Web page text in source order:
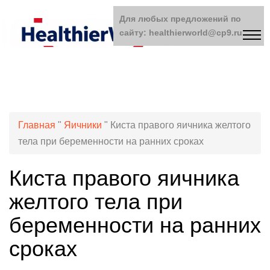
Главная " Яичники " Киста правого яичника желтого
тела при беременности на ранних сроках
Киста правого яичника
желтого тела при
беременности на ранних
сроках
Для любых предложений по
сайту: healthierworld@cp9.ru